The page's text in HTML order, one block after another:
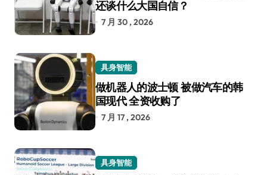
还谈什么大国自信？
7 月 30 , 2026
具身智能
做机器人的波士顿 被做汽车的韩
国现代 全资收购了
7 月 17 , 2026
具身智能